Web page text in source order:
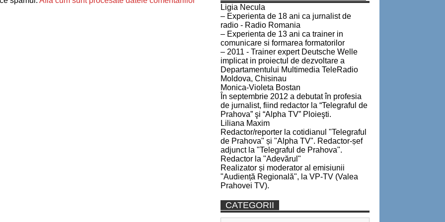
Ligia Necula
– Experienta de 18 ani ca jurnalist de
radio - Radio Romania
– Experienta de 13 ani ca trainer in
comunicare si formarea formatorilor
– 2011 - Trainer expert Deutsche Welle
implicat in proiectul de dezvoltare a
Departamentului Multimedia TeleRadio
Moldova, Chisinau
Monica-Violeta Bostan
În septembrie 2012 a debutat în profesia
de jurnalist, fiind redactor la “Telegraful de
Prahova” şi “Alpha TV” Ploieşti.
Liliana Maxim
Redactor/reporter la cotidianul "Telegraful
de Prahova" și "Alpha TV". Redactor-șef
adjunct la "Telegraful de Prahova".
Redactor la "Adevărul"
Realizator și moderator al emisiunii
"Audiență Regională", la VP-TV (Valea
Prahovei TV).
CATEGORII
Categorii